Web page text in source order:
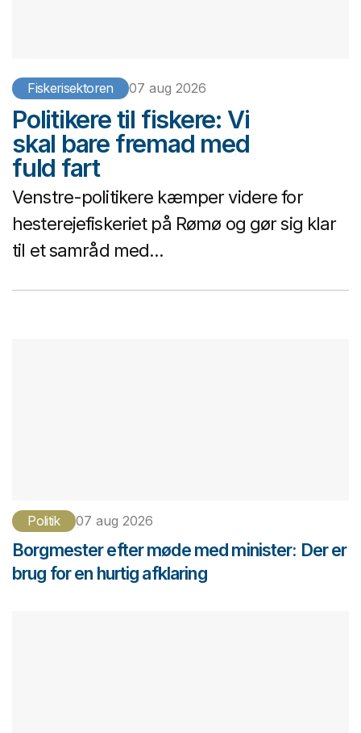
Fiskerisektoren 07 aug 2026
Politikere til fiskere: Vi
skal bare fremad med
fuld fart
Venstre-politikere kæmper videre for
hesterejefiskeriet på Rømø og gør sig klar
til et samråd med...
Politik 07 aug 2026
Borgmester efter møde med minister: Der er
brug for en hurtig afklaring